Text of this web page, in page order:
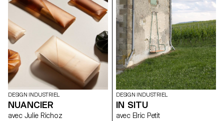
du matériau, tout en évitant une
approche formelle trop
enfantine.
de la couleur et de la forme
pour développer de nouvelles
expressions lumineuses.
DESIGN INDUSTRIEL
NUANCIER
avec Julie Richoz
DESIGN INDUSTRIEL
IN SITU
avec Elric Petit